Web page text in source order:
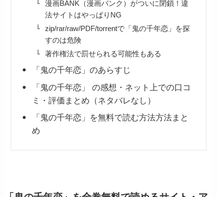
漫画BANK（漫画バンク）がついに閉鎖！違
法サイトはやっぱりNG
zip/rar/raw/PDF/torrentで「鬼の千年恋」を探
すのは危険
著作権法で罰せられる可能性もある
「鬼の千年恋」のあらすじ
「鬼の千年恋」 の感想・ネット上での口コ
ミ・評価まとめ（ネタバレなし）
「鬼の千年恋」を無料で読む方法方法まと
め